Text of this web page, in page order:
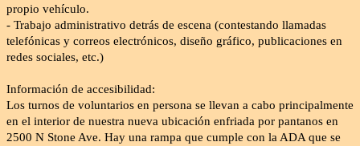
propio vehículo.
- Trabajo administrativo detrás de escena (contestando llamadas
telefónicas y correos electrónicos, diseño gráfico, publicaciones en
redes sociales, etc.)
Información de accesibilidad:
Los turnos de voluntarios en persona se llevan a cabo principalmente
en el interior de nuestra nueva ubicación enfriada por pantanos en
2500 N Stone Ave. Hay una rampa que cumple con la ADA que se